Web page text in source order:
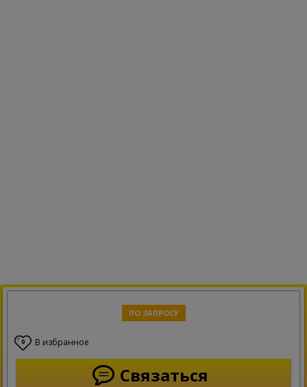
ПО ЗАПРОСУ
0 В избранное
Связаться